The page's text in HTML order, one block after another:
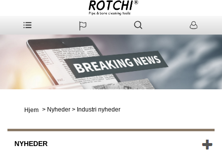
Hjem > Nyheder > Industri nyheder
NYHEDER